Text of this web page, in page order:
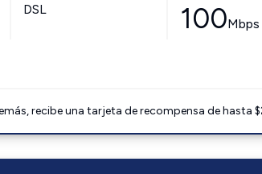
DSL 100Mbps
recibe una tarjeta de recompensa de hasta